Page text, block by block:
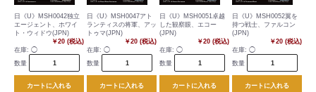
日《U》MSH0042独立
エージェント、ホワイ
ト・ウィドウ(JPN)
￥20 (税込)
在庫: ◯
数量
カートに入れる
日《U》MSH0047アト
ランティスの将軍、アッ
トゥマ(JPN)
￥20 (税込)
在庫: ◯
数量
カートに入れる
日《U》MSH0051卓越
した観察眼、エコー
(JPN)
￥20 (税込)
在庫: ◯
数量
カートに入れる
日《U》MSH0052翼を
持つ戦士、ファルコン
(JPN)
￥20 (税込)
在庫: ◯
数量
カートに入れる